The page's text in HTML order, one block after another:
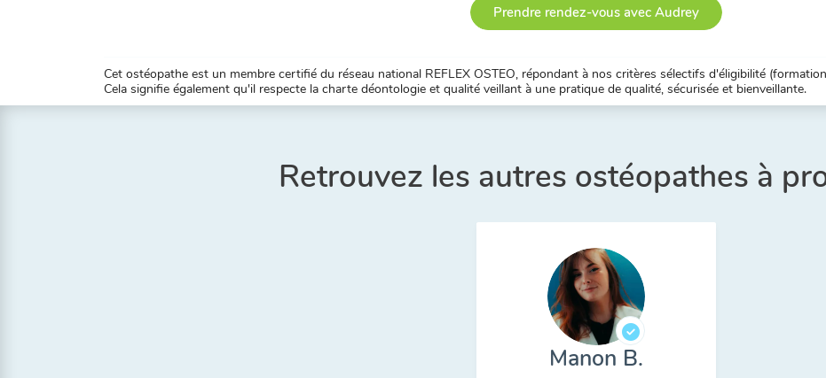
Prendre rendez-vous avec Audrey
Cet ostéopathe est un membre certifié du réseau national REFLEX OSTEO, répondant à nos critères sélectifs d'éligibilité
Cela signifie également qu'il respecte la charte déontologie et qualité veillant à une pratique de qualité, sécurisée et bienveillante.
Retrouvez les autres ostéopathes à
Manon B.